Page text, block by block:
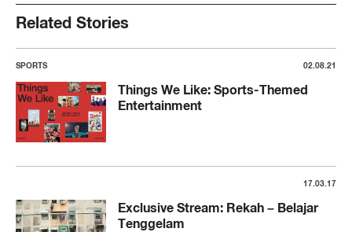
Related Stories
SPORTS 02.08.21
Things We Like: Sports-Themed
Entertainment
17.03.17
Exclusive Stream: Rekah – Belajar
Tenggelam